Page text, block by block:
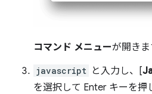
コマンド メニューが開きま
javascript と入力し、[
を選択して Enter キーを押